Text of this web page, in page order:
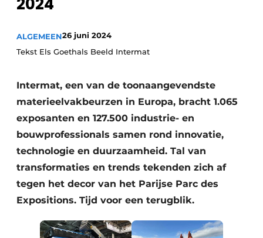
Privacy / Cookie statement
ALGEMEEN26 juni 2024
Tekst Els Goethals Beeld Intermat
Intermat, een van de toonaangevendste
materieelvakbeurzen in Europa, bracht 1.065
exposanten en 127.500 industrie- en
bouwprofessionals samen rond innovatie,
technologie en duurzaamheid. Tal van
transformaties en trends tekenden zich af
tegen het decor van het Parijse Parc des
Expositions. Tijd voor een terugblik.